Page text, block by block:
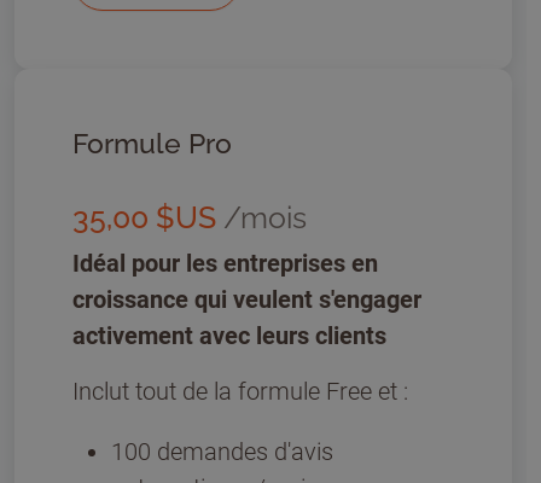
Formule Pro
35,00 $US /mois
Idéal pour les entreprises en
croissance qui veulent s'engager
activement avec leurs clients
Inclut tout de la formule Free et :
100 demandes d'avis